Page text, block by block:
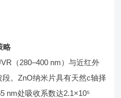
略
（280–400 nm）与近红外
段。ZnO纳米片具有天然c轴择
nm处吸收系数达2.1×10⁵